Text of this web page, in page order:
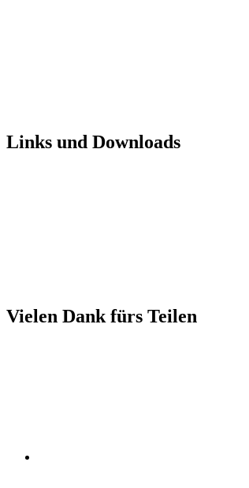
Links und Downloads
Vielen Dank fürs Teilen